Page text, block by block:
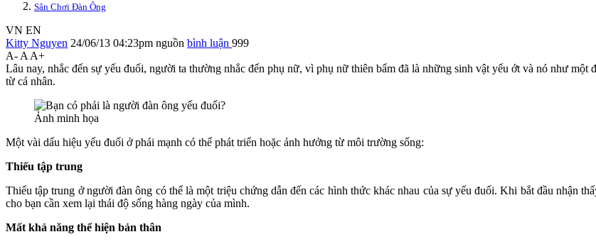
Sân Chơi Đàn Ông
VN EN
Kitty Nguyen 24/06/13 04:23pm nguồn bình luận 999
A- A A+
Lâu nay, nhắc đến sự yếu đuối, người ta thường nhắc đến phụ nữ, vì phụ nữ thiên bẩm đã là những sinh vật yếu ớt và nó như
từ cá nhân.
Ảnh minh họa
Một vài dấu hiệu yếu đuối ở phái mạnh có thể phát triển hoặc ảnh hưởng từ môi trường sống:
Thiếu tập trung
Thiếu tập trung ở người đàn ông có thể là một triệu chứng dẫn đến các hình thức khác nhau của sự yếu đuối. Khi bắt đầu nhận
cho bạn cần xem lại thái độ sống hàng ngày của mình.
Mất khả năng thể hiện bản thân